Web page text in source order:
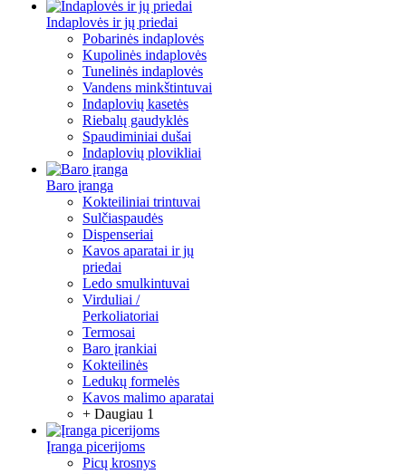
Indaplovės ir jų priedai
Pobarinės indaplovės
Kupolinės indaplovės
Tunelinės indaplovės
Vandens minkštintuvai
Indaplovių kasetės
Riebalų gaudyklės
Spaudiminiai dušai
Indaplovių plovikliai
Baro įranga
Kokteiliniai trintuvai
Sulčiaspaudės
Dispenseriai
Kavos aparatai ir jų
priedai
Ledo smulkintuvai
Virduliai /
Perkoliatoriai
Termosai
Baro įrankiai
Kokteilinės
Ledukų formelės
Kavos malimo aparatai
+ Daugiau 1
Įranga picerijoms
Picų krosnys